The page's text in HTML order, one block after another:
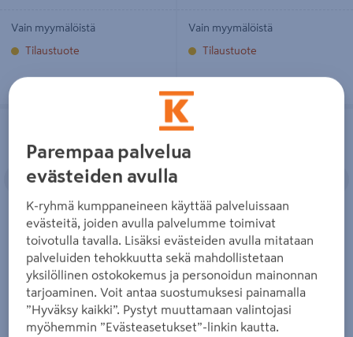
Vain myymälöistä
Tilaustuote
Vain myymälöistä
Tilaustuote
Edellinen Seuraava
Karabiinihaka Nite Ize
Carabiner Slidelock #2 musta
5,45€/kpl
5,45 €/ kpl
Magneettinen avainkotelo Nite Ize
HideOut
Magneettinen avainkotelo
Nite Ize HideOut
13,95€/kpl
13,95 €/ kpl
Parempaa palvelua
evästeiden avulla
K-ryhmä kumppaneineen käyttää palveluissaan
evästeitä, joiden avulla palvelumme toimivat
toivotulla tavalla. Lisäksi evästeiden avulla mitataan
palveluiden tehokkuutta sekä mahdollistetaan
yksilöllinen ostokokemus ja personoidun mainonnan
tarjoaminen. Voit antaa suostumuksesi painamalla
”Hyväksy kaikki”. Pystyt muuttamaan valintojasi
myöhemmin ”Evästeasetukset”-linkin kautta.